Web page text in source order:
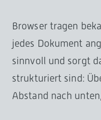
Browser tragen
jedes Dokument
sinnvoll und sorgt
strukturiert sind:
Abstand nach